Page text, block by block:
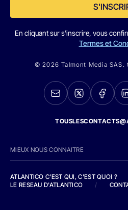
En cliquant sur s'inscrire, vous
Termes et
© 2026 Talmont Media
MIEUX NOUS CONNAITRE
ATLANTICO C'EST QUI, C'EST QUOI ?
LE RESEAU D'ATLANTICO
/